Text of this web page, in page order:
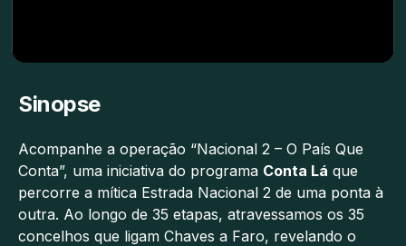
Sinopse
Acompanhe a operação “Nacional 2 – O País Que
Conta”, uma iniciativa do programa Conta Lá que
percorre a mítica Estrada Nacional 2 de uma ponta à
outra. Ao longo de 35 etapas, atravessamos os 35
concelhos que ligam Chaves a Faro, revelando o